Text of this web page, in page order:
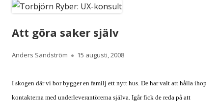
Att göra saker själv
Författare
Anders Sandström
Publicerat
15 augusti, 2008
I skogen där vi bor bygger en familj ett nytt hus. De har valt att hålla ihop
kontakterna med underleverantörerna själva. Igår fick de reda på att